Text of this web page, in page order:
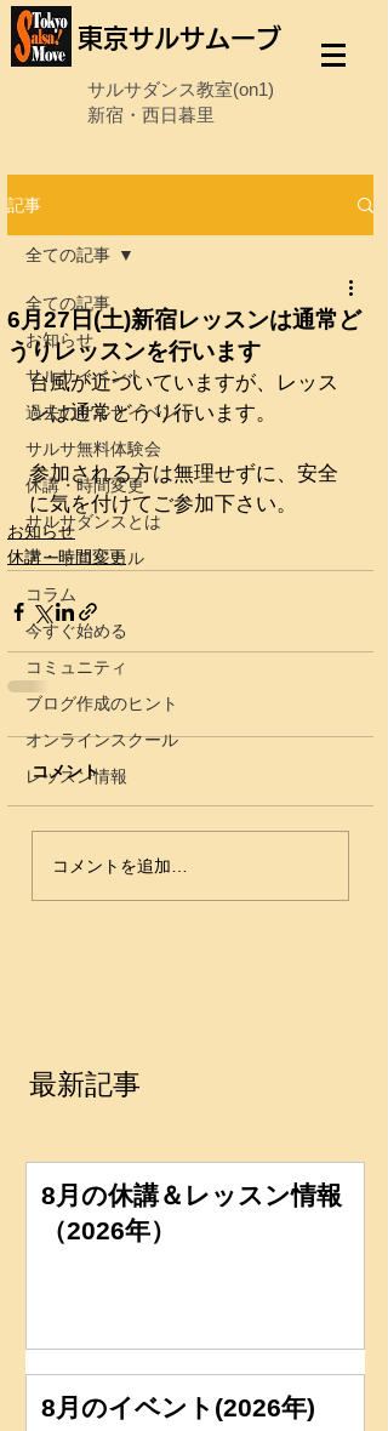
東京サルサムーブ
サルサダンス教室(on1)
新宿・西日暮里
記事
全ての記事
お知らせ
サルサイベント
過去のサルサイベント
サルサ無料体験会
休講・時間変更
サルサダンスとは
アートロジカル
コラム
今すぐ始める
コミュニティ
ブログ作成のヒント
オンラインスクール
レッスン情報
全ての記事
6月27日(土)新宿レッスンは通常ど
うりレッスンを行います
台風が近づいていますが、レッス
ンは通常どうり行います。
参加される方は無理せずに、安全
に気を付けてご参加下さい。
お知らせ
休講・時間変更
コメント
コメントを追加…
最新記事
8月の休講＆レッスン情報
（2026年）
8月のイベント(2026年)